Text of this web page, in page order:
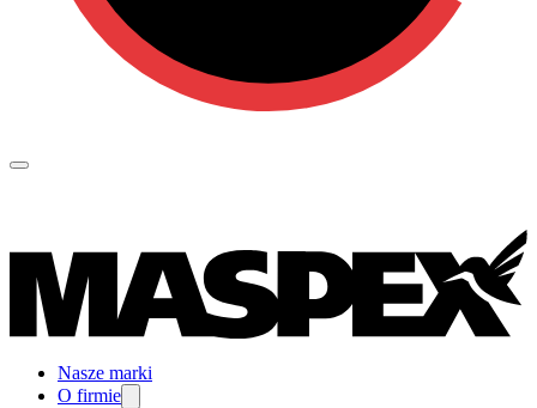
Nasze marki
O firmie